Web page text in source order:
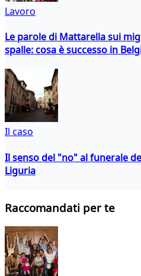
Lavoro
Le parole di Mattarella sui
spalle: cosa è successo in
Il caso
Il senso del "no" al funerale
Liguria
Raccomandati per te